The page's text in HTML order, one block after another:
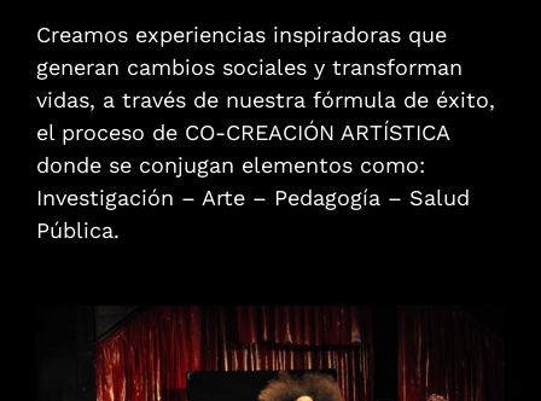
Creamos experiencias inspiradoras que
generan cambios sociales y transforman
vidas, a través de nuestra fórmula de éxito,
el proceso de CO-CREACIÓN ARTÍSTICA
donde se conjugan elementos como:
Investigación – Arte – Pedagogía – Salud
Pública.